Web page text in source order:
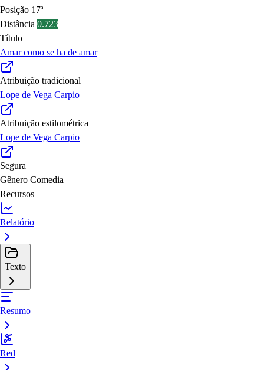
Posição 17ª
Distância 0.723
Título
Amar como se ha de amar
Atribuição tradicional
Lope de Vega Carpio
Atribuição estilométrica
Lope de Vega Carpio
Segura
Gênero Comedia
Recursos
Relatório
Texto
Resumo
Red